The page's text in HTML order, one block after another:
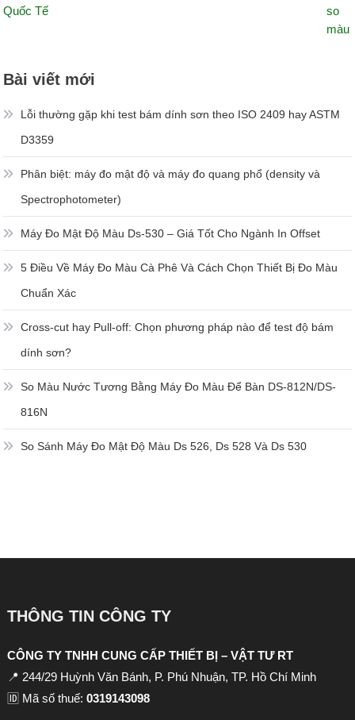
Quốc Tế
Bài viết mới
Lỗi thường gặp khi test bám dính sơn theo ISO 2409 hay ASTM
D3359
Phân biệt: máy đo mật độ và máy đo quang phổ (density và
Spectrophotometer)
Máy Đo Mật Độ Màu Ds-530 – Giá Tốt Cho Ngành In Offset
5 Điều Về Máy Đo Màu Cà Phê Và Cách Chọn Thiết Bị Đo Màu
Chuẩn Xác
Cross-cut hay Pull-off: Chọn phương pháp nào để test độ bám
dính sơn?
So Màu Nước Tương Bằng Máy Đo Màu Để Bàn DS-812N/DS-
816N
So Sánh Máy Đo Mật Độ Màu Ds 526, Ds 528 Và Ds 530
THÔNG TIN CÔNG TY
CÔNG TY TNHH CUNG CẤP THIẾT BỊ – VẬT TƯ RT
📍 244/29 Huỳnh Văn Bánh, P. Phú Nhuận, TP. Hồ Chí Minh
🆔 Mã số thuế: 0319143098